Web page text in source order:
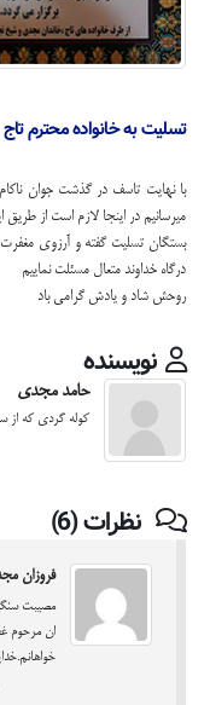
تسلیت به خانواده محترم تاج
با نهایت تاسف در گذشت جوان ناکام
میرسانیم در اینجا لازم است از
بستگان تسلیت گفته و آرزوی
درگاه خداوند متعال مسئلت نماییم
روحش شاد و یادش گرامی باد
نویسنده
حامد مجدی
کوله گردی که از
نظرات (6)
فروزان
مصیبت
ان مرحوم